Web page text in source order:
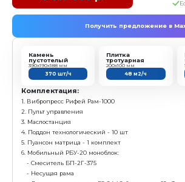
4. Поддон технологический - 10 шт
5. Пуансон матрица - 1 комплект
6. Конвейер ленточный КЛ-300-
7. Бетоносмеситель СГ-350
8. Блок дозатор БД-350
Характеристика:
Размер формовочного поля:
Размер технологического
Высота формуемых изделий: